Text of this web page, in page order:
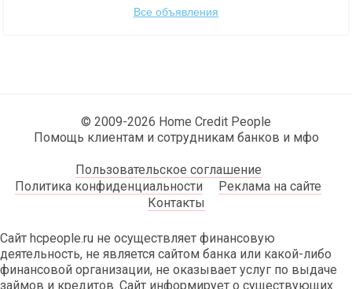
Все объявления
© 2009-2026 Home Credit People
Помощь клиентам и сотрудникам банков и мфо
Пользовательское соглашение
Политика конфиденциальности
Реклама на сайте
Контакты
Сайт hcpeople.ru не осуществляет финансовую
деятельность, не является сайтом банка или какой-либо
финансовой организации, не оказывает услуг по выдаче
займов и кредитов. Сайт информирует о существующих